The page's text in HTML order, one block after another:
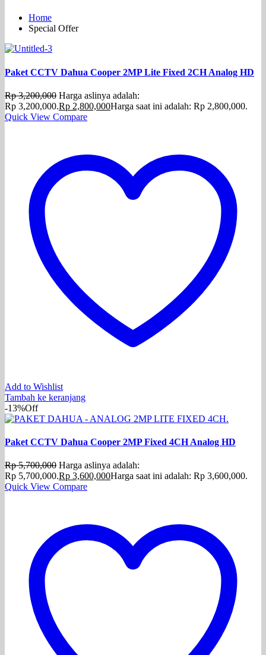
Home
Special Offer
Paket CCTV Dahua Cooper 2MP Lite Fixed 2CH Analog HD
Rp3,200,000 Harga aslinya adalah:
Rp 3,200,000.Rp 2,800,000Harga saat ini adalah: Rp 2,800,000.
Quick View Compare
Add to Wishlist
Tambah ke keranjang
-13%Off
Paket CCTV Dahua Cooper 2MP Fixed 4CH Analog HD
Rp5,700,000 Harga aslinya adalah:
Rp 5,700,000.Rp 3,600,000Harga saat ini adalah: Rp 3,600,000.
Quick View Compare